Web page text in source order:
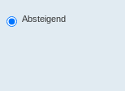
Absteigend